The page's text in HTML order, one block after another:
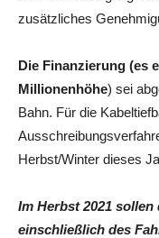
zusätzliches
Die Finanzierung (es
Millionenhöhe) sei
Bahn. Für die
Herbst/Winter dieses
Im Herbst 2021
einschließlich des